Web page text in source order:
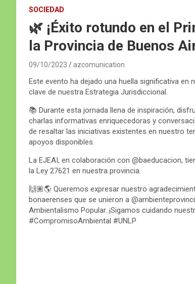
SOCIEDAD
🌿 ¡Éxito rotundo en el
la Provincia de Buenos
09/10/2023 azcomunication
Este evento ha dejado una huella significativa
clave de nuestra Estrategia Jurisdiccional.
📚 Durante esta jornada llena de inspiración,
charlas informativas enriquecedoras y
de resaltar las iniciativas existentes en nuestro
apoyos disponibles.
La EJEAI, en colaboración con @baeducacion,
la Ley 27621 en nuestra provincia.
🙌🏽🌎 Queremos expresar nuestro
bonaerenses que se unieron a
Ambientalismo Popular. ¡Sigamos cuidando
#CompromisoAmbiental #UNLP